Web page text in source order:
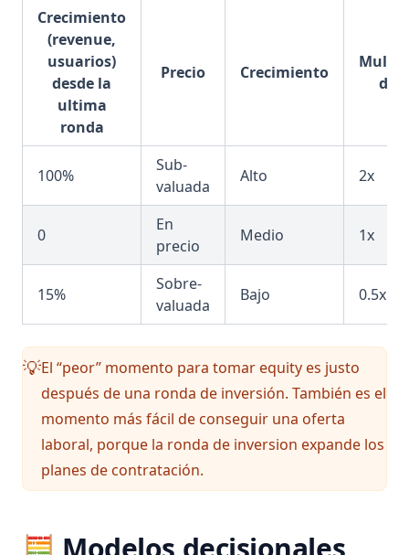
Crecimiento
(revenue,
usuarios)
desde la
ultima
ronda
Precio Crecimiento
de
100%
Sub-
valuada
Alto 2x
0
En
precio
Medio 1x
15%
Sobre-
valuada
Bajo 0.5x
💡El “peor” momento para tomar equity es justo
después de una ronda de inversión. También es el
momento más fácil de conseguir una oferta
laboral, porque la ronda de inversion expande los
planes de contratación.